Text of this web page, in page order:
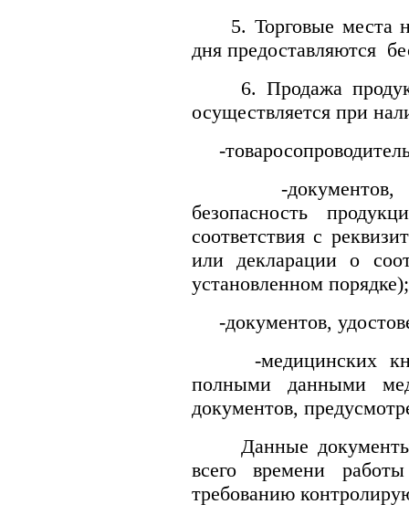
5. Торговые места
дня предоставляются
6. Продажа
осуществляется при
-
-документов,
безопасность
соответствия с
или декларации о
установленном порядке);
-документов,
-медицинских
полными данными
документов,
Данные документы
всего времени
требованию